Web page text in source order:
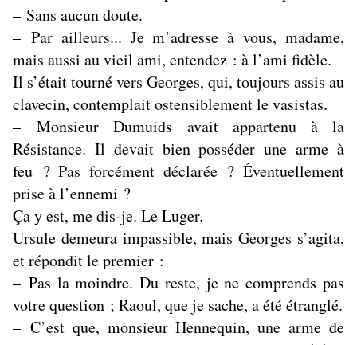
– Sans aucun doute.
– Par ailleurs... Je m’adresse à vous, madame,
mais aussi au vieil ami, entendez : à l’ami fidèle.
Il s’était tourné vers Georges, qui, toujours assis au
clavecin, contemplait ostensiblement le vasistas.
– Monsieur Dumuids avait appartenu à la
Résistance. Il devait bien posséder une arme à
feu ? Pas forcément déclarée ? Éventuellement
prise à l’ennemi ?
Ça y est, me dis-je. Le Luger.
Ursule demeura impassible, mais Georges s’agita,
et répondit le premier :
– Pas la moindre. Du reste, je ne comprends pas
votre question ; Raoul, que je sache, a été étranglé.
– C’est que, monsieur Hennequin, une arme de